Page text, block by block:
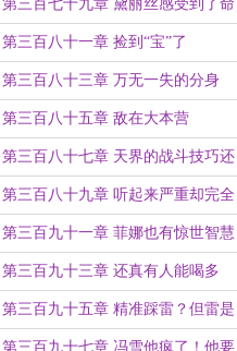
第三百七十九章 黛丽丝感受到了命
运的引力
第三百八十一章 捡到“宝”了
第三百八十三章 万无一失的分身
第三百八十五章 敌在大本营
第三百八十七章 天界的战斗技巧还
是靠谱的
第三百八十九章 听起来严重却完全
能接受的代价
第三百九十一章 菲娜也有惊世智慧
第三百九十三章 还真有人能喝多
的？（中暑，头晕……）
第三百九十五章 精准踩雷？但雷是
假的
第三百九十七章 冯雪他疯了！他要